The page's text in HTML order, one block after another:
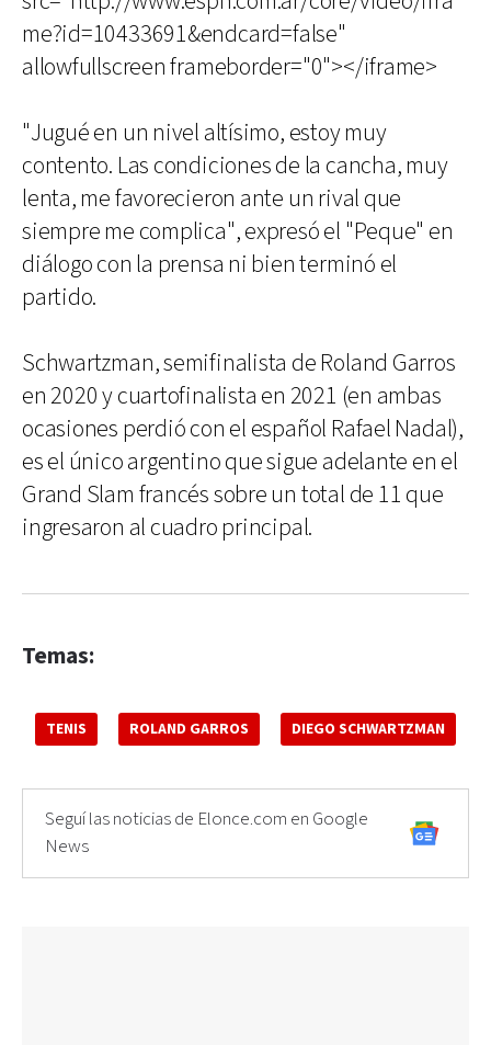
me?id=10433691&endcard=false"
allowfullscreen frameborder="0"></iframe>
"Jugué en un nivel altísimo, estoy muy
contento. Las condiciones de la cancha, muy
lenta, me favorecieron ante un rival que
siempre me complica", expresó el "Peque" en
diálogo con la prensa ni bien terminó el
partido.
Schwartzman, semifinalista de Roland Garros
en 2020 y cuartofinalista en 2021 (en ambas
ocasiones perdió con el español Rafael Nadal),
es el único argentino que sigue adelante en el
Grand Slam francés sobre un total de 11 que
ingresaron al cuadro principal.
Temas:
TENIS ROLAND GARROS DIEGO SCHWARTZMAN
Seguí las noticias de Elonce.com en Google
News